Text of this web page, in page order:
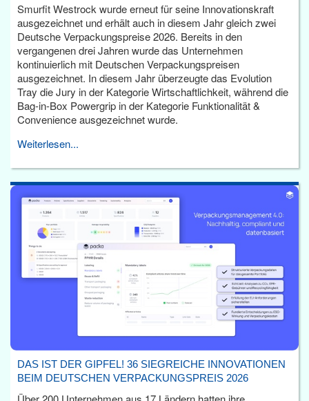
Smurfit Westrock wurde erneut für seine Innovationskraft
ausgezeichnet und erhält auch in diesem Jahr gleich zwei
Deutsche Verpackungspreise 2026. Bereits in den
vergangenen drei Jahren wurde das Unternehmen
kontinuierlich mit Deutschen Verpackungspreisen
ausgezeichnet. In diesem Jahr überzeugte das Evolution
Tray die Jury in der Kategorie Wirtschaftlichkeit, während die
Bag-in-Box Powergrip in der Kategorie Funktionalität &
Convenience ausgezeichnet wurde.
Weiterlesen...
DAS IST DER GIPFEL! 36 SIEGREICHE INNOVATIONEN
BEIM DEUTSCHEN VERPACKUNGSPREIS 2026